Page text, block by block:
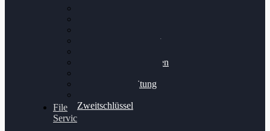
Getriebeoptimierung
Bremsscheiben planen
Felgenaufbereitung
Zweitschlüssel
File
Service